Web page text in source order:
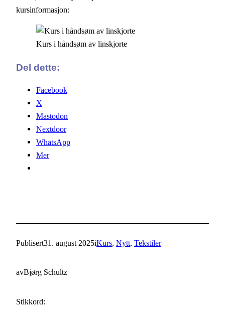
kursinformasjon:
Kurs i håndsøm av linskjorte
Del dette:
Facebook
X
Mastodon
Nextdoor
WhatsApp
Mer
Publisert31. august 2025iKurs, Nytt, Tekstiler
avBjørg Schultz
Stikkord: